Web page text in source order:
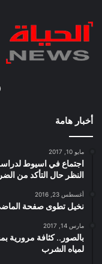
أخبار هامة
مايو 10, 2017
اجتماع في اسيوط
النظر حال التأكد من
أغسطس 23, 2016
نخيل تطوى صفحة الماضى
مارس 14, 2017
بالصور.. كثافة مرورية
لمياه الشرب